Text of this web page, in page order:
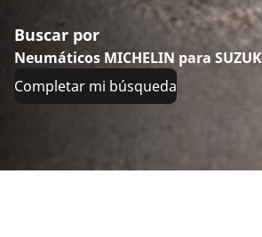
Buscar por
Neumáticos MICHELIN para
Completar mi búsqueda